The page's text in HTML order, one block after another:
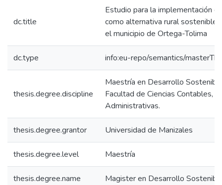
dc.title
Estudio para la implementación
como alternativa rural sostenible
el municipio de Ortega-Tolima
dc.type info:eu-repo/semantics/
thesis.degree.discipline
Maestría en Desarrollo
Facultad de Ciencias Contables,
Administrativas.
thesis.degree.grantor Universidad de Manizales
thesis.degree.level Maestría
thesis.degree.name Magister en Desarrollo